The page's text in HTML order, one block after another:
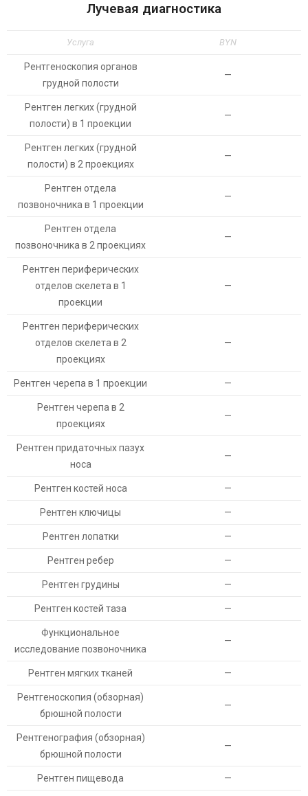
Лучевая диагностика
Услуга BYN
Рентгеноскопия органов
грудной полости
—
Рентген легких (грудной
полости) в 1 проекции
—
Рентген легких (грудной
полости) в 2 проекциях
—
Рентген отдела
позвоночника в 1 проекции
—
Рентген отдела
позвоночника в 2 проекциях
—
Рентген периферических
отделов скелета в 1
проекции
—
Рентген периферических
отделов скелета в 2
проекциях
—
Рентген черепа в 1 проекции —
Рентген черепа в 2
проекциях
—
Рентген придаточных пазух
носа
—
Рентген костей носа —
Рентген ключицы —
Рентген лопатки —
Рентген ребер —
Рентген грудины —
Рентген костей таза —
Функциональное
исследование позвоночника
—
Рентген мягких тканей —
Рентгеноскопия (обзорная)
брюшной полости
—
Рентгенография (обзорная)
брюшной полости
—
Рентген пищевода —